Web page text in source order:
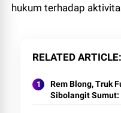
hukum terhadap
RELATED ARTICLE
Rem Blong, Truk
Sibolangit Sumut: